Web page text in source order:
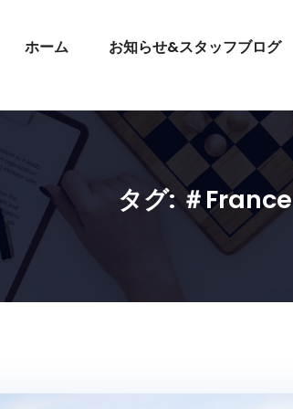
ホーム お知らせ&スタッフブログ
タグ: ＃France